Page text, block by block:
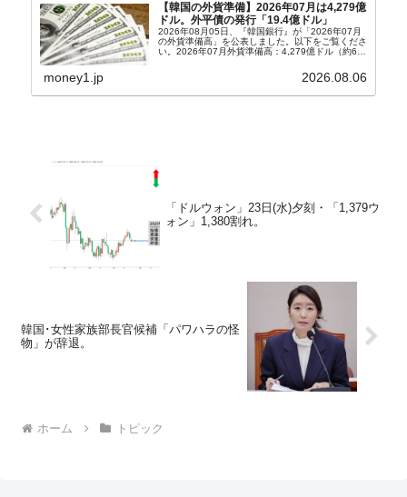
【韓国の外貨準備】2026年07月は4,279億
ドル。外平債の発行「19.4億ドル」
2026年08月05日、『韓国銀行』が「2026年07月
の外貨準備高」を公表しました。以下をご覧くださ
い。2026年07月外貨準備高：4,279億ドル（約67
money1.jp 2026.08.06
「ドルウォン」23日(水)夕刻・「1,379ウ
ォン」1,380割れ。
韓国･女性家族部長官候補「パワハラの怪
物」が辞退。
ホーム トピック